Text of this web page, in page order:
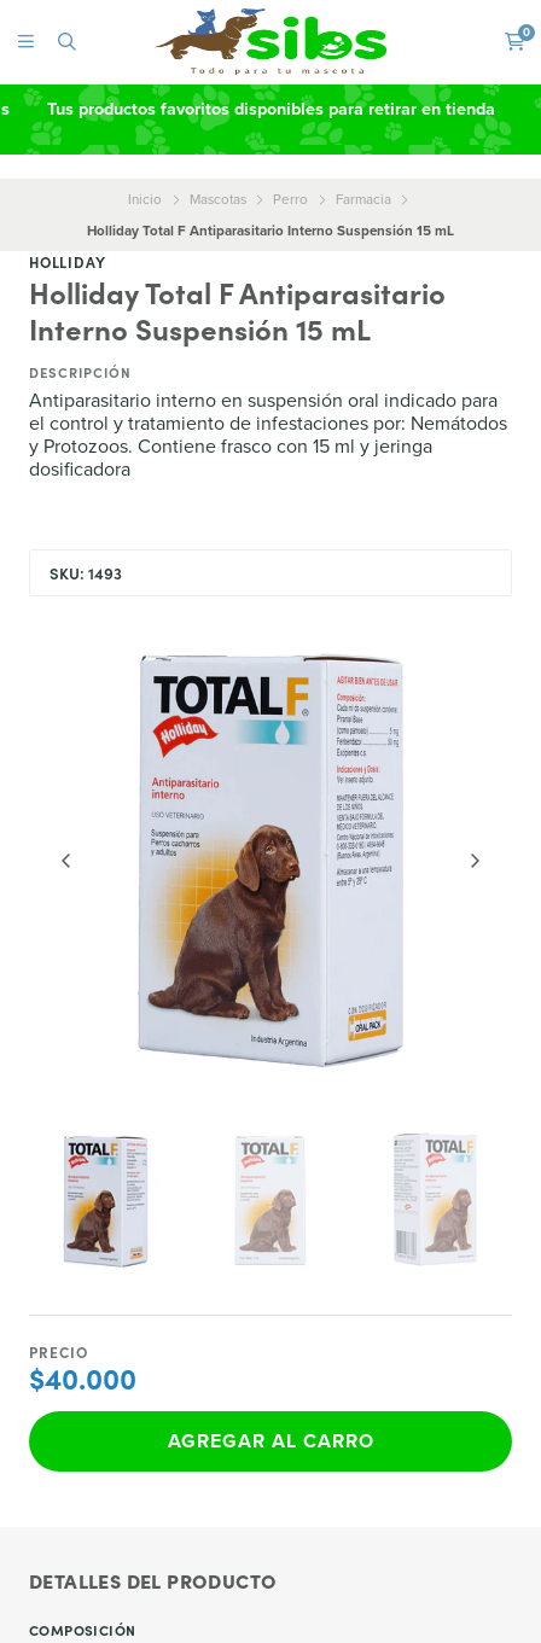
0
Tus productos favoritos disponibles para retirar en tienda
Inicio Mascotas Perro
Farmacia
Holliday Total F Antiparasitario Interno Suspensión 15 mL
HOLLIDAY
Holliday Total F Antiparasitario
Interno Suspensión 15 mL
DESCRIPCIÓN
Antiparasitario interno en suspensión oral indicado para
el control y tratamiento de infestaciones por: Nemátodos
y Protozoos. Contiene frasco con 15 ml y jeringa
dosificadora
SKU: 1493
PRECIO
$40.000
AGREGAR AL CARRO
DETALLES DEL PRODUCTO
COMPOSICIÓN